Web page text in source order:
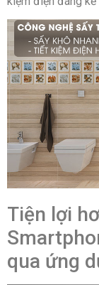
Tiện lợi
qua ứng